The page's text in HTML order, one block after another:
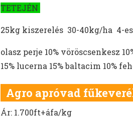
TETEJÉN
25kg kiszerelés 30-40kg/ha 4-
olasz perje 10% vöröscsenkesz
15% lucerna 15% baltacim 10%
Agro apróvad
Ár: 1.700ft+áfa/kg